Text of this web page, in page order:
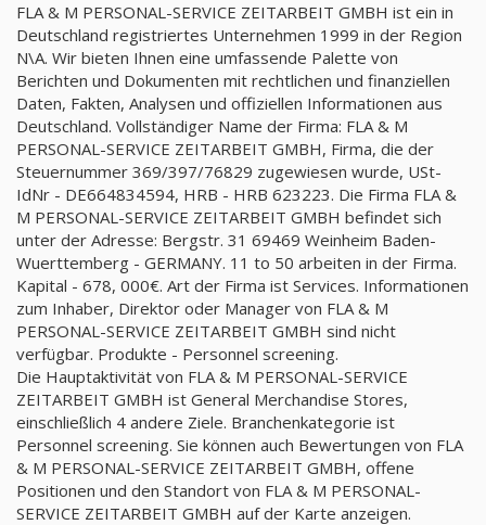
FLA & M PERSONAL-SERVICE ZEITARBEIT GMBH ist ein in
Deutschland registriertes Unternehmen 1999 in der Region
N\A. Wir bieten Ihnen eine umfassende Palette von
Berichten und Dokumenten mit rechtlichen und finanziellen
Daten, Fakten, Analysen und offiziellen Informationen aus
Deutschland. Vollständiger Name der Firma: FLA & M
PERSONAL-SERVICE ZEITARBEIT GMBH, Firma, die der
Steuernummer 369/397/76829 zugewiesen wurde, USt-
IdNr - DE664834594, HRB - HRB 623223. Die Firma FLA &
M PERSONAL-SERVICE ZEITARBEIT GMBH befindet sich
unter der Adresse: Bergstr. 31 69469 Weinheim Baden-
Wuerttemberg - GERMANY. 11 to 50 arbeiten in der Firma.
Kapital - 678, 000€. Art der Firma ist Services. Informationen
zum Inhaber, Direktor oder Manager von FLA & M
PERSONAL-SERVICE ZEITARBEIT GMBH sind nicht
verfügbar. Produkte - Personnel screening.
Die Hauptaktivität von FLA & M PERSONAL-SERVICE
ZEITARBEIT GMBH ist General Merchandise Stores,
einschließlich 4 andere Ziele. Branchenkategorie ist
Personnel screening. Sie können auch Bewertungen von FLA
& M PERSONAL-SERVICE ZEITARBEIT GMBH, offene
Positionen und den Standort von FLA & M PERSONAL-
SERVICE ZEITARBEIT GMBH auf der Karte anzeigen.